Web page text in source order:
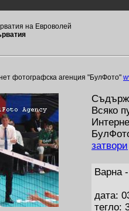
на Евроволей
фотографска агенция "БулФото"
Всяко
затвори
Варна
дата:
тегло: